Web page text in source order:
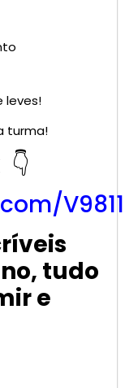
leves!
turma!
tudo
e